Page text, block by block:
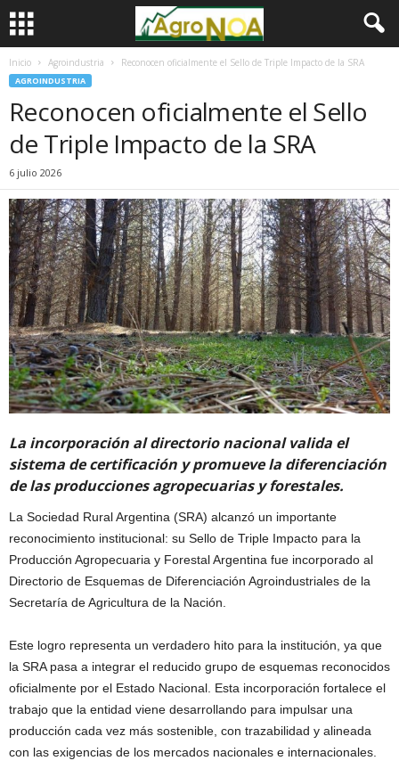
Inicio Agroindustria Reconocen oficialmente el Sello de Triple Impacto de la SRA
AGROINDUSTRIA
Reconocen oficialmente el Sello
de Triple Impacto de la SRA
6 julio 2026
La incorporación al directorio nacional valida el
sistema de certificación y promueve la diferenciación
de las producciones agropecuarias y forestales.
La Sociedad Rural Argentina (SRA) alcanzó un importante
reconocimiento institucional: su Sello de Triple Impacto para la
Producción Agropecuaria y Forestal Argentina fue incorporado al
Directorio de Esquemas de Diferenciación Agroindustriales de la
Secretaría de Agricultura de la Nación.
Este logro representa un verdadero hito para la institución, ya que
la SRA pasa a integrar el reducido grupo de esquemas reconocidos
oficialmente por el Estado Nacional. Esta incorporación fortalece el
trabajo que la entidad viene desarrollando para impulsar una
producción cada vez más sostenible, con trazabilidad y alineada
con las exigencias de los mercados nacionales e internacionales.